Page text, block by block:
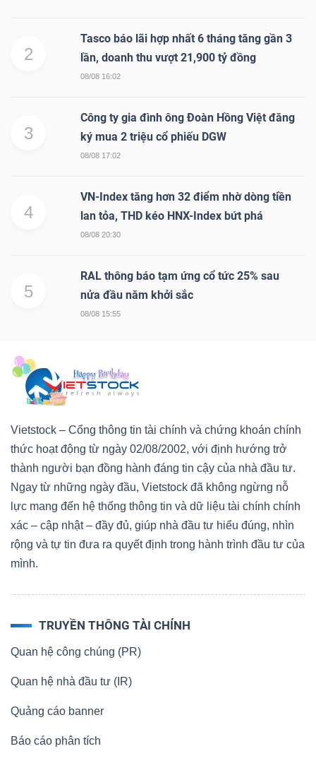
2
Tasco báo lãi hợp nhất 6 tháng tăng gần 3
lần, doanh thu vượt 21,900 tỷ đồng
08/08 16:02
3
Công ty gia đình ông Đoàn Hồng Việt đăng
ký mua 2 triệu cổ phiếu DGW
08/08 17:02
4
VN-Index tăng hơn 32 điểm nhờ dòng tiền
lan tỏa, THD kéo HNX-Index bứt phá
08/08 20:30
5
RAL thông báo tạm ứng cổ tức 25% sau
nửa đầu năm khởi sắc
08/08 15:55
Vietstock – Cổng thông tin tài chính và chứng khoán chính
thức hoạt động từ ngày 02/08/2002, với định hướng trở
thành người bạn đồng hành đáng tin cậy của nhà đầu tư.
Ngay từ những ngày đầu, Vietstock đã không ngừng nỗ
lực mang đến hệ thống thông tin và dữ liệu tài chính chính
xác – cập nhật – đầy đủ, giúp nhà đầu tư hiểu đúng, nhìn
rộng và tự tin đưa ra quyết định trong hành trình đầu tư của
mình.
TRUYỀN THÔNG TÀI CHÍNH
Quan hệ công chúng (PR)
Quan hệ nhà đầu tư (IR)
Quảng cáo banner
Báo cáo phân tích